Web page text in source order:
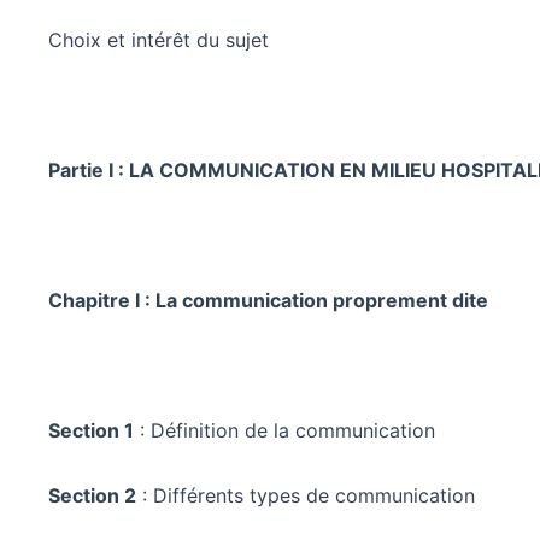
Choix et intérêt du sujet
Partie I : LA COMMUNICATION EN MILIEU
Chapitre I : La communication proprement dite
Section 1 : Définition de la communication
Section 2 : Différents types de communication